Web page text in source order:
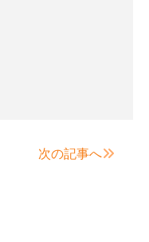
次の記事へ